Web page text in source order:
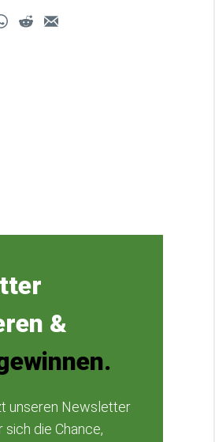
&
unseren Newsletter
sich die Chance,